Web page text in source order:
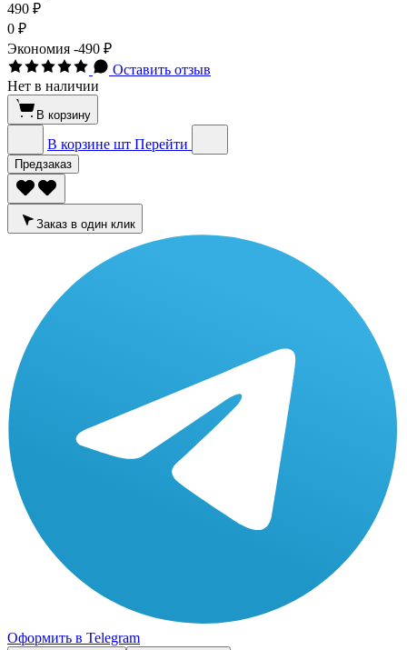
490 ₽
0 ₽
Экономия -490 ₽
Оставить отзыв
Нет в наличии
В корзину
В корзине шт Перейти
Предзаказ
Заказ в один клик
Оформить в Telegram